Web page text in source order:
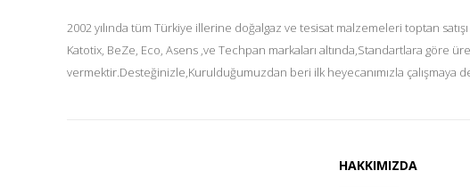
2002 yılında tüm Türkiye illerine doğalgaz ve tesisat malzemeleri toptan
Katotix, BeZe, Eco, Asens ,ve Techpan markaları altında,Standartlara göre
vermektir.Desteğinizle,Kurulduğumuzdan beri ilk heyecanımızla çalışmaya
HAKKIMIZDA